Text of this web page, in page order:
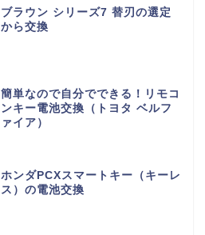
ブラウン シリーズ7 替刃の選定
から交換
簡単なので自分でできる！リモコ
ンキー電池交換（トヨタ ベルフ
ァイア）
ホンダPCXスマートキー（キーレ
ス）の電池交換